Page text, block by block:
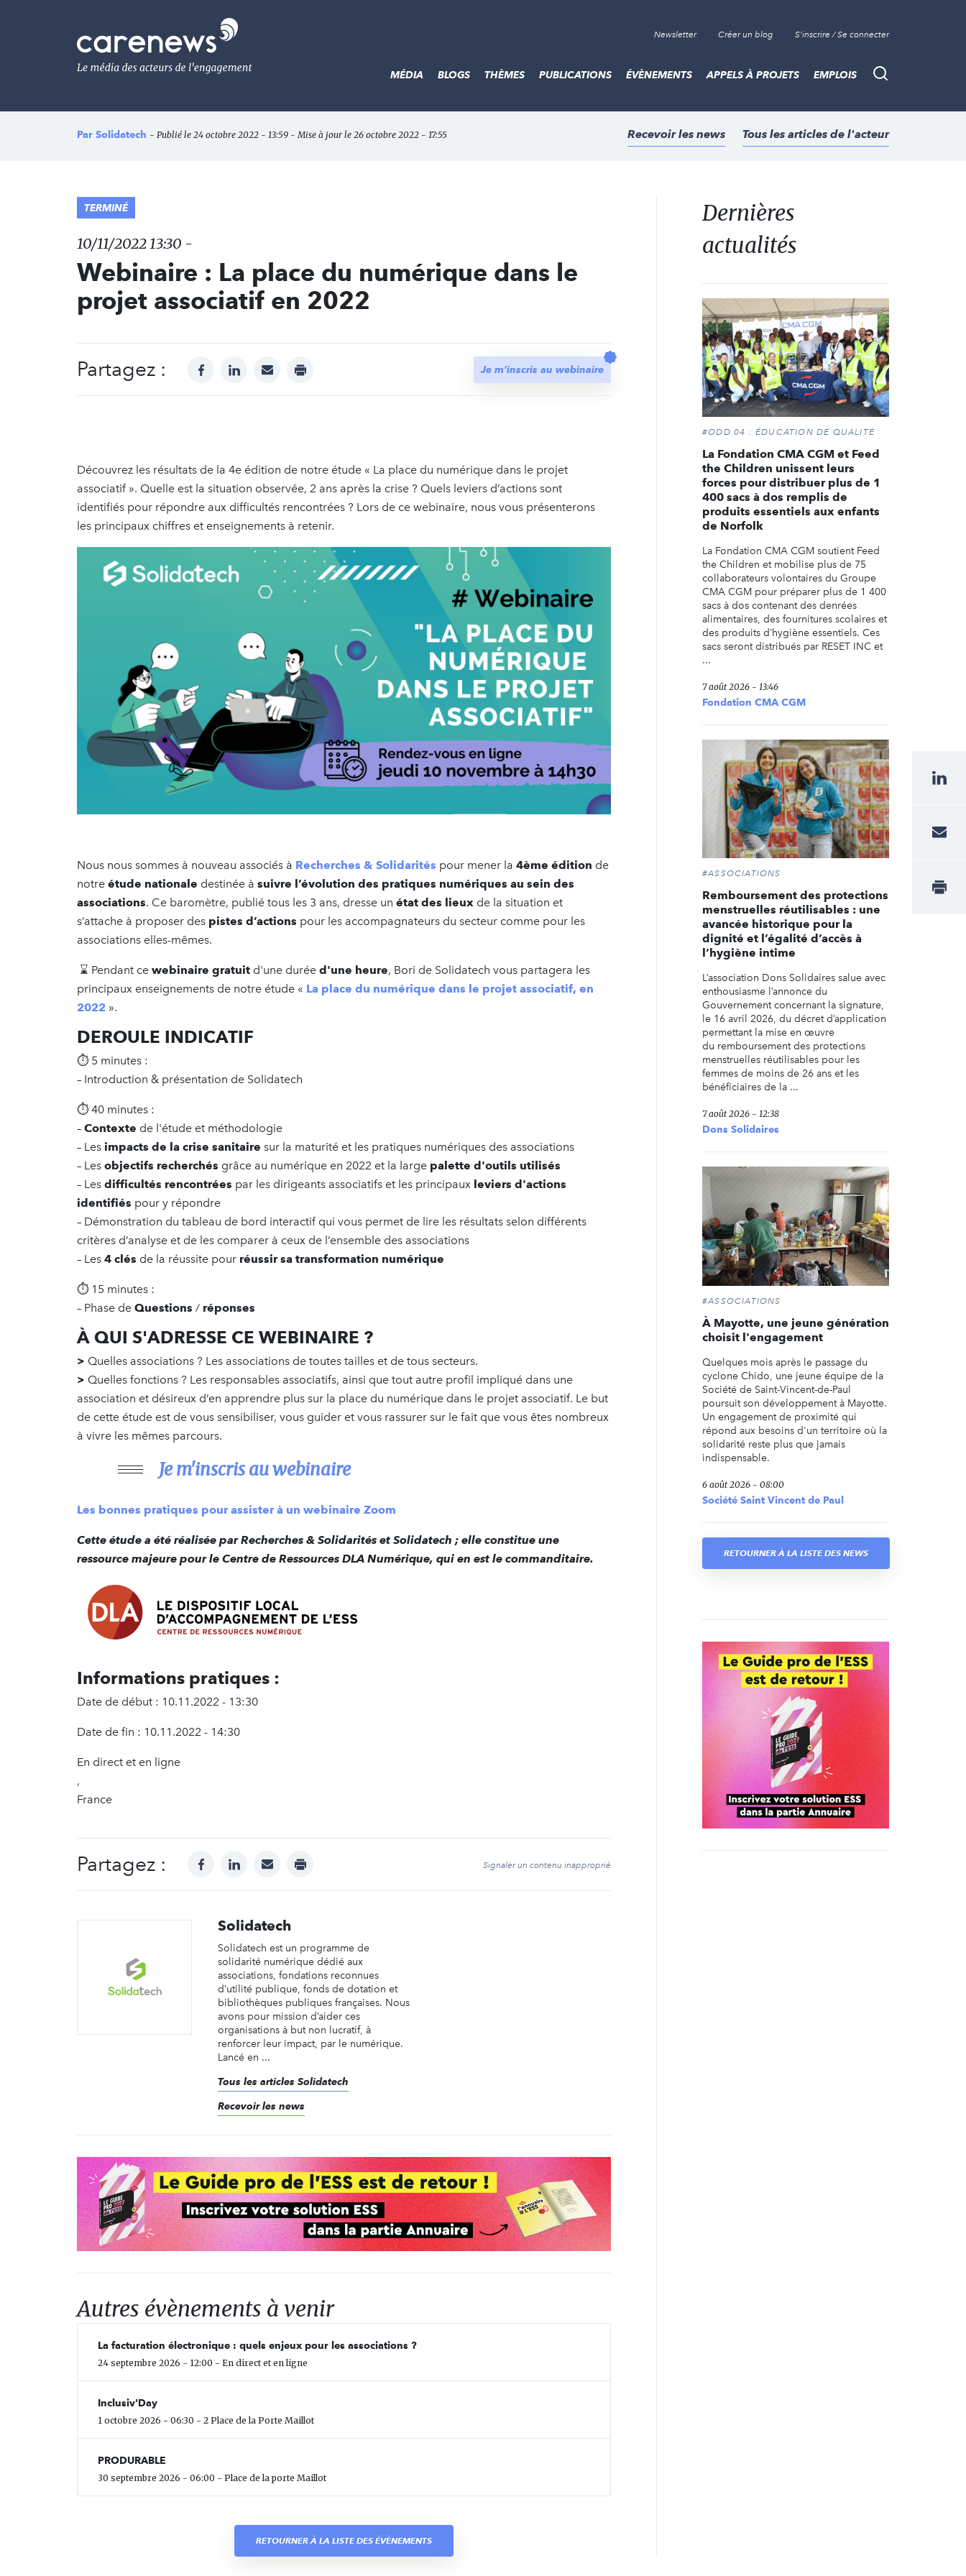
Le
média
de
l'engagement
Newsletter Créer un blog S'inscrire / Se connecter
Recherche
MÉDIA BLOGS THÈMES PUBLICATIONS ÉVÈNEMENTS APPELS À PROJETS EMPLOIS
Par Solidatech - Publié le 24 octobre 2022 - 13:59 - Mise à jour le 26 octobre 2022 - 17:55 Recevoir les news Tous les articles de l'acteur
TERMINÉ
10/11/2022 13:30 -
Webinaire : La place du numérique dans le
projet associatif en 2022
Partagez : facebooklinkedinmail print Je m'inscris au webinaire
Découvrez les résultats de la 4e édition de notre étude « La place du numérique dans le projet
associatif ». Quelle est la situation observée, 2 ans après la crise ? Quels leviers d’actions sont
identifiés pour répondre aux difficultés rencontrées ? Lors de ce webinaire, nous vous présenterons
les principaux chiffres et enseignements à retenir.
Nous nous sommes à nouveau associés à Recherches & Solidarités pour mener la 4ème édition de
notre étude nationale destinée à suivre l’évolution des pratiques numériques au sein des
associations. Ce baromètre, publié tous les 3 ans, dresse un état des lieux de la situation et
s’attache à proposer des pistes d’actions pour les accompagnateurs du secteur comme pour les
associations elles-mêmes.
⌛️ Pendant ce webinaire gratuit d'une durée d'une heure, Bori de Solidatech vous partagera les
principaux enseignements de notre étude « La place du numérique dans le projet associatif, en
2022 ».
DEROULE INDICATIF
⏱ 5 minutes :
– Introduction & présentation de Solidatech
⏱ 40 minutes :
– Contexte de l'étude et méthodologie
– Les impacts de la crise sanitaire sur la maturité et les pratiques numériques des associations
– Les objectifs recherchés grâce au numérique en 2022 et la large palette d'outils utilisés
– Les difficultés rencontrées par les dirigeants associatifs et les principaux leviers d'actions
identifiés pour y répondre
– Démonstration du tableau de bord interactif qui vous permet de lire les résultats selon différents
critères d’analyse et de les comparer à ceux de l’ensemble des associations
– Les 4 clés de la réussite pour réussir sa transformation numérique
⏱ 15 minutes :
– Phase de Questions / réponses
À QUI S'ADRESSE CE WEBINAIRE ?
> Quelles associations ? Les associations de toutes tailles et de tous secteurs.
> Quelles fonctions ? Les responsables associatifs, ainsi que tout autre profil impliqué dans une
association et désireux d’en apprendre plus sur la place du numérique dans le projet associatif. Le but
de cette étude est de vous sensibiliser, vous guider et vous rassurer sur le fait que vous êtes nombreux
à vivre les mêmes parcours.
Je m'inscris au webinaire
Les bonnes pratiques pour assister à un webinaire Zoom
Cette étude a été réalisée par Recherches & Solidarités et Solidatech ; elle constitue une
ressource majeure pour le Centre de Ressources DLA Numérique, qui en est le commanditaire.
Informations pratiques :
Date de début : 10.11.2022 - 13:30
Date de fin : 10.11.2022 - 14:30
En direct et en ligne
,
France
Partagez : facebooklinkedinmail print Signaler un contenu inapproprié
Solidatech
Solidatech est un programme de
solidarité numérique dédié aux
associations, fondations reconnues
d’utilité publique, fonds de dotation et
bibliothèques publiques françaises. Nous
avons pour mission d’aider ces
organisations à but non lucratif, à
renforcer leur impact, par le numérique.
Lancé en ...
Tous les articles Solidatech
Recevoir les news
Autres évènements à venir
La facturation électronique : quels enjeux pour les associations ?
24 septembre 2026 - 12:00 - En direct et en ligne
Inclusiv'Day
1 octobre 2026 - 06:30 - 2 Place de la Porte Maillot
PRODURABLE
30 septembre 2026 - 06:00 - Place de la porte Maillot
RETOURNER À LA LISTE DES ÉVÈNEMENTS
Dernières
actualités
#ODD 04 : ÉDUCATION DE QUALITÉ
La Fondation CMA CGM et Feed
the Children unissent leurs
forces pour distribuer plus de 1
400 sacs à dos remplis de
produits essentiels aux enfants
de Norfolk
La Fondation CMA CGM soutient Feed
the Children et mobilise plus de 75
collaborateurs volontaires du Groupe
CMA CGM pour préparer plus de 1 400
sacs à dos contenant des denrées
alimentaires, des fournitures scolaires et
des produits d’hygiène essentiels. Ces
sacs seront distribués par RESET INC et
...
7 août 2026 - 13:46
Fondation CMA CGM
#ASSOCIATIONS
Remboursement des protections
menstruelles réutilisables : une
avancée historique pour la
dignité et l’égalité d’accès à
l’hygiène intime
L’association Dons Solidaires salue avec
enthousiasme l’annonce du
Gouvernement concernant la signature,
le 16 avril 2026, du décret d’application
permettant la mise en œuvre
du remboursement des protections
menstruelles réutilisables pour les
femmes de moins de 26 ans et les
bénéficiaires de la ...
7 août 2026 - 12:38
Dons Solidaires
#ASSOCIATIONS
À Mayotte, une jeune génération
choisit l'engagement
Quelques mois après le passage du
cyclone Chido, une jeune équipe de la
Société de Saint-Vincent-de-Paul
poursuit son développement à Mayotte.
Un engagement de proximité qui
répond aux besoins d'un territoire où la
solidarité reste plus que jamais
indispensable.
6 août 2026 - 08:00
Société Saint Vincent de Paul
RETOURNER À LA LISTE DES NEWS